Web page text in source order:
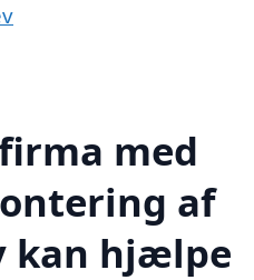
med
af
kan hjælpe